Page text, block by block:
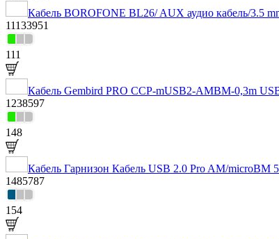
Кабель BOROFONE BL26/ AUX аудио кабель/3.5
11133951
111
Кабель Gembird PRO CCP-mUSB2-AMBM-0,3m
1238597
148
Кабель Гарнизон Кабель USB 2.0 Pro AM/microBM
1485787
154